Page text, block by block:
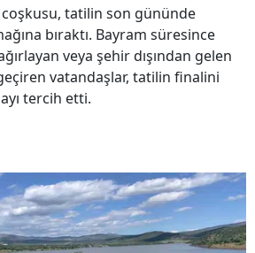
tatilin son gününde
bıraktı. Bayram süresince
veya şehir dışından gelen
vatandaşlar, tatilin finalini
tercih etti.